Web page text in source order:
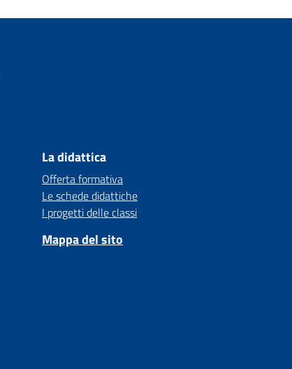
La didattica
Offerta formativa
Le schede didattiche
I progetti delle classi
Mappa del sito